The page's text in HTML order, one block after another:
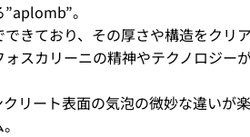
。
きており、その厚さや構造をクリア
スカリーニの精神やテクノロジー
リート表面の気泡の微妙な違いが楽